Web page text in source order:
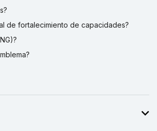
de fortalecimiento de capacidades?